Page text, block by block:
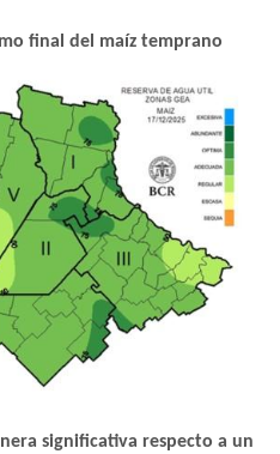
final del maíz temprano
significativa respecto a un